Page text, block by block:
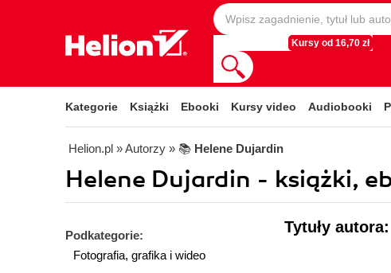
Kursy od 16,70 zł
Kategorie Książki Ebooki Kursy video Audiobooki
Helion.pl » Autorzy » 📚 Helene Dujardin
Helene Dujardin - książki,
Podkategorie:
Fotografia, grafika i wideo
Tytuły